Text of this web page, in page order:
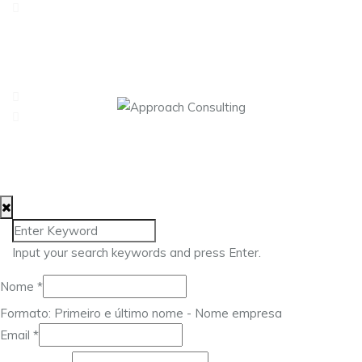
geral@approach.com.pt
Input your search keywords and press Enter.
Nome *
Formato: Primeiro e último nome - Nome empresa
Email *